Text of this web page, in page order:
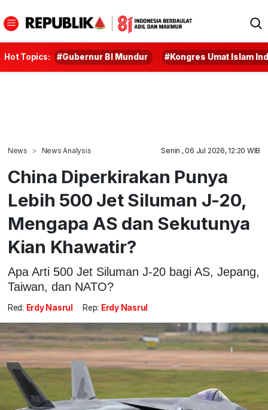
Hot Topics: #Gubernur BI Mundur #Kongres Umat Islam
News News Analysis Senin , 06 Jul 2026, 12:20 WIB
China Diperkirakan Punya
Lebih 500 Jet Siluman J-20,
Mengapa AS dan Sekutunya
Kian Khawatir?
Apa Arti 500 Jet Siluman J-20 bagi AS, Jepang,
Taiwan, dan NATO?
Red: Erdy Nasrul Rep: Erdy Nasrul